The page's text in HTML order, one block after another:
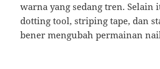
warna yang sedang tren. Selain
dotting tool, striping tape, dan
bener mengubah permainan